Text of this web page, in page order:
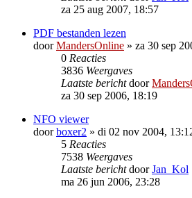
za 25 aug 2007, 18:57
PDF bestanden lezen
doorMandersOnline » za 30 sep
0 Reacties
3836 Weergaves
Laatste berichtdoor
za 30 sep 2006, 18:19
NFO viewer
doorboxer2 » di 02 nov 2004,
5 Reacties
7538 Weergaves
Laatste berichtdoorJan_Kol
ma 26 jun 2006, 23:28